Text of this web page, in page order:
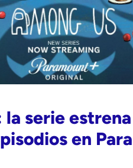
la serie
en